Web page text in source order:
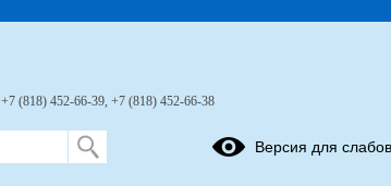
+7 (818) 452-66-39, +7 (818) 452-66-38
Версия для